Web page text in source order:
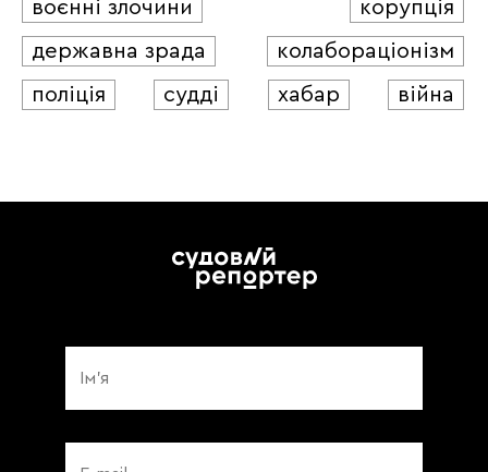
воєнні злочини
корупція
державна зрада
колабораціонізм
поліція
судді хабар війна